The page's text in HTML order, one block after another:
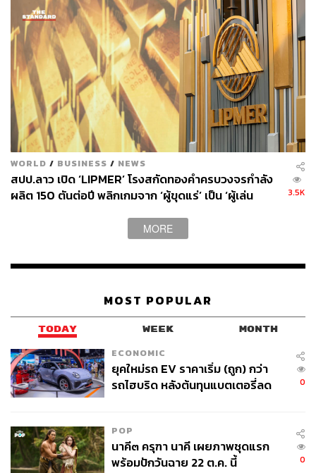
WORLD / BUSINESS / NEWS
สปป.ลาว เปิด ‘LIPMER’ โรงสกัดทองคำครบวงจรกำลัง
ผลิต 150 ตันต่อปี พลิกเกมจาก ‘ผู้ขุดแร่’ เป็น ‘ผู้เล่น
3.5K
MORE
MOST POPULAR
TODAY WEEK MONTH
ECONOMIC
ยุคใหม่รถ EV ราคาเริ่ม (ถูก) กว่า
รถไฮบริด หลังต้นทุนแบตเตอรี่ลด
0
POP
นาคี๓ ครุฑา นาคี เผยภาพชุดแรก
พร้อมปักวันฉาย 22 ต.ค. นี้
0